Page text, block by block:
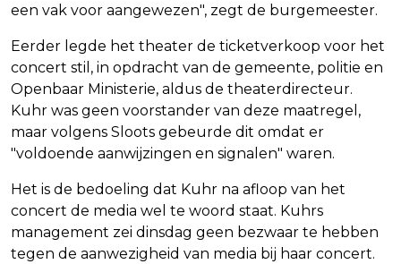
een vak voor aangewezen", zegt de burgemeester.
Eerder legde het theater de ticketverkoop voor het
concert stil, in opdracht van de gemeente, politie en
Openbaar Ministerie, aldus de theaterdirecteur.
Kuhr was geen voorstander van deze maatregel,
maar volgens Sloots gebeurde dit omdat er
"voldoende aanwijzingen en signalen" waren.
Het is de bedoeling dat Kuhr na afloop van het
concert de media wel te woord staat. Kuhrs
management zei dinsdag geen bezwaar te hebben
tegen de aanwezigheid van media bij haar concert.